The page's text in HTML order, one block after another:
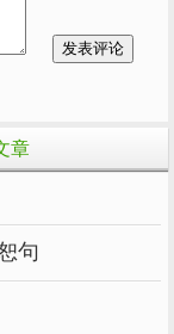
章
句